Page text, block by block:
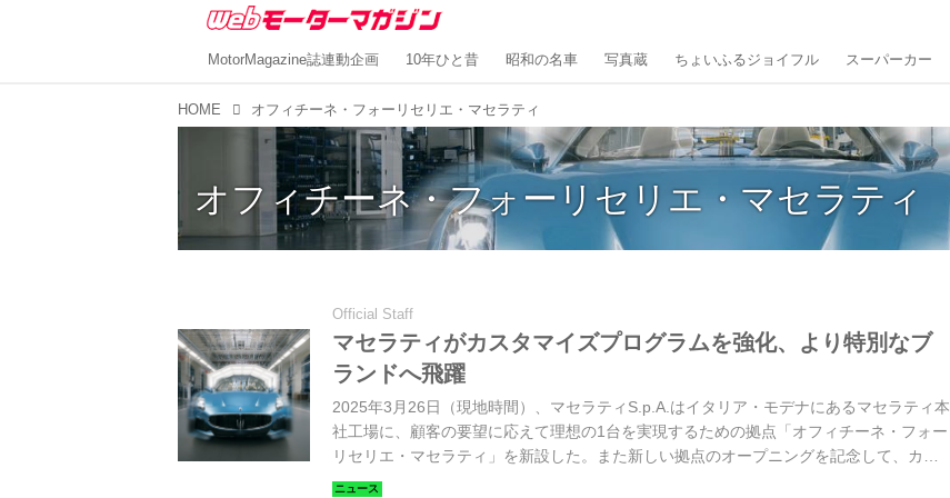
MotorMagazine誌連動企画 10年ひと昔 昭和の名車 写真蔵 ちょいふるジョイフル スーパーカー
HOME オフィチーネ・フォーリセリエ・マセラティ
オフィチーネ・フォーリセリエ・マセラティ
Official Staff
マセラティがカスタマイズプログラムを強化、より特別なブ
ランドへ飛躍
2025年3月26日（現地時間）、マセラティS.p.A.はイタリア・モデナにあるマセラティ本
社工場に、顧客の要望に応えて理想の1台を実現するための拠点「オフィチーネ・フォー
リセリエ・マセラティ」を新設した。また新しい拠点のオープニングを記念して、カス
タマイズプログラムの最高傑作として製作されたワンオフモデル「MC20 チェロ “Less